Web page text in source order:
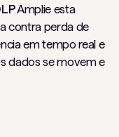
Amplie esta
contra perda de
em tempo real e
dados se movem e